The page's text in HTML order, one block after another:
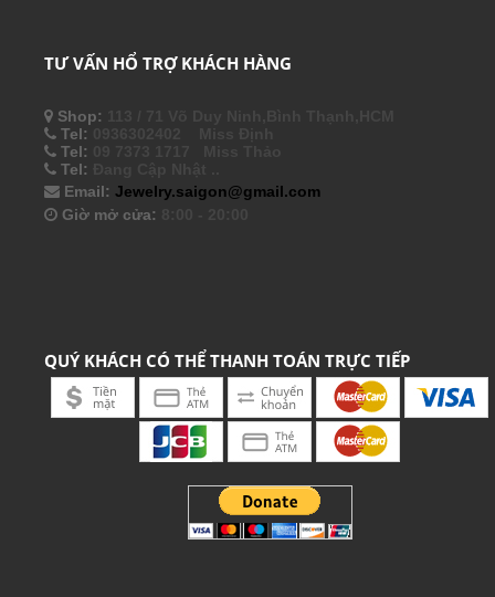
TƯ VẤN HỔ TRỢ KHÁCH HÀNG
Shop:
Tel:
Tel:
Tel:
Email: Jewelry.saigon@gmail.com
Giờ mở cửa:
QUÝ KHÁCH CÓ THỂ THANH TOÁN TRỰC TIẾP